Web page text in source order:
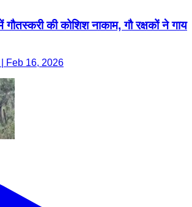
की कोशिश नाकाम, गौ रक्षकों ने गाय
Feb 16, 2026